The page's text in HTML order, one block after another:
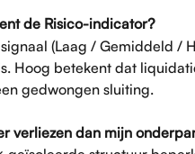
de Risico-indicator?
(Laag / Gemiddeld /
Hoog betekent dat
gedwongen sluiting.
verliezen dan mijn